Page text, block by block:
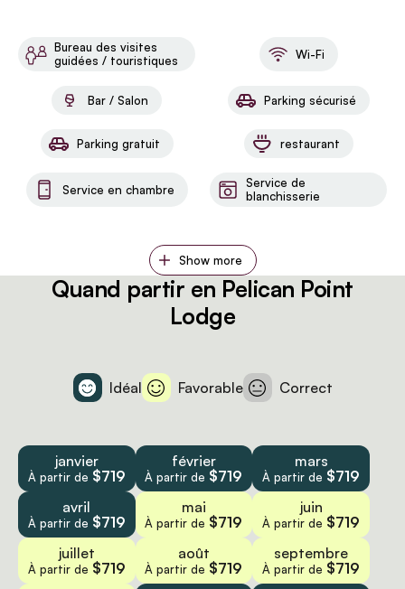
Bureau des visites
guidées / touristiques
Wi-Fi
Bar / Salon Parking sécurisé
Parking gratuit restaurant
Service en chambre
Service de
blanchisserie
Show more
Quand partir en Pelican Point
Lodge
Idéal Favorable Correct
janvier
À partir de $719
février
À partir de $719
mars
À partir de $719
avril
À partir de $719
mai
À partir de $719
juin
À partir de $719
juillet
À partir de $719
août
À partir de $719
septembre
À partir de $719